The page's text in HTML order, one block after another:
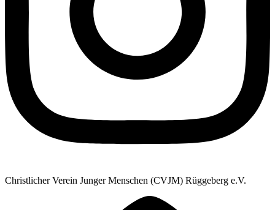
Christlicher Verein Junger Menschen (CVJM) Rüggeberg e.V.